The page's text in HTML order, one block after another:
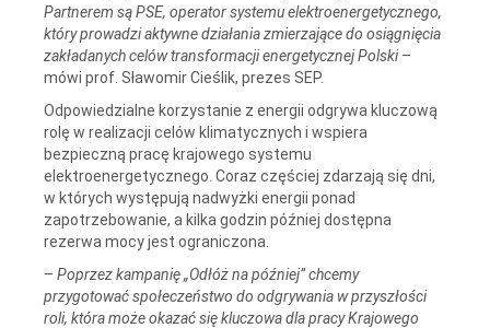
Partnerem są PSE, operator systemu elektroenergetycznego,
który prowadzi aktywne działania zmierzające do osiągnięcia
zakładanych celów transformacji energetycznej Polski–
mówi prof. Sławomir Cieślik, prezes SEP.
Odpowiedzialne korzystanie z energii odgrywa kluczową
rolę w realizacji celów klimatycznych i wspiera
bezpieczną pracę krajowego systemu
elektroenergetycznego. Coraz częściej zdarzają się dni,
w których występują nadwyżki energii ponad
zapotrzebowanie, a kilka godzin później dostępna
rezerwa mocy jest ograniczona.
– Poprzez kampanię „Odłóż na później” chcemy
przygotować społeczeństwo do odgrywania w przyszłości
roli, która może okazać się kluczowa dla pracy Krajowego